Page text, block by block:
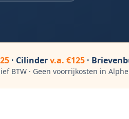
· Cilinderv.a. €125 ·
BTW · Geen voorrijkosten in